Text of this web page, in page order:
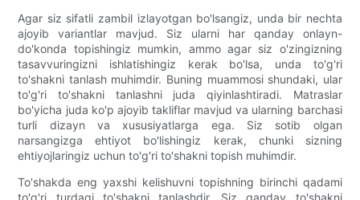
Agar siz sifatli zambil izlayotgan bo'lsangiz, unda bir nechta
ajoyib variantlar mavjud. Siz ularni har qanday onlayn-
do'konda topishingiz mumkin, ammo agar siz o'zingizning
tasavvuringizni ishlatishingiz kerak bo'lsa, unda to'g'ri
to'shakni tanlash muhimdir. Buning muammosi shundaki, ular
to'g'ri to'shakni tanlashni juda qiyinlashtiradi. Matraslar
bo'yicha juda ko'p ajoyib takliflar mavjud va ularning barchasi
turli dizayn va xususiyatlarga ega. Siz sotib olgan
narsangizga ehtiyot bo'lishingiz kerak, chunki sizning
ehtiyojlaringiz uchun to'g'ri to'shakni topish muhimdir.
To'shakda eng yaxshi kelishuvni topishning birinchi qadami